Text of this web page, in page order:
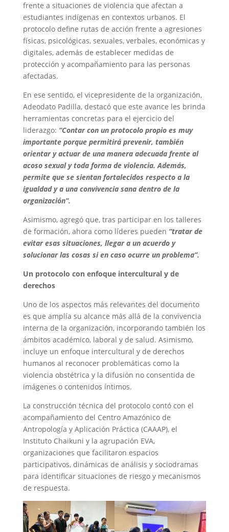
frente a situaciones de violencia que afectan a
estudiantes indígenas en contextos urbanos. El
protocolo define rutas de acción frente a agresiones
físicas, psicológicas, sexuales, verbales, económicas y
digitales, además de establecer medidas de
protección y acompañamiento para las personas
afectadas.
En ese sentido, el vicepresidente de la organización,
Adeodato Padilla, destacó que este avance les brinda
herramientas concretas para el ejercicio del
liderazgo: “Contar con un protocolo propio es muy
importante porque permitirá prevenir, también
orientar y actuar de una manera adecuada frente al
acoso sexual y toda forma de violencia. Además,
permite que se sientan fortalecidos respecto a la
igualdad y a una convivencia sana dentro de la
organización”.
Asimismo, agregó que, tras participar en los talleres
de formación, ahora como líderes pueden “tratar de
evitar esas situaciones, llegar a un acuerdo y
solucionar las cosas si en caso ocurre un problema”.
Un protocolo con enfoque intercultural y de
derechos
Uno de los aspectos más relevantes del documento
es que amplía su alcance más allá de la convivencia
interna de la organización, incorporando también los
ámbitos académico, laboral y de salud. Asimismo,
incluye un enfoque intercultural y de derechos
humanos al reconocer problemáticas como la
violencia obstétrica y la difusión no consentida de
imágenes o contenidos íntimos.
La construcción técnica del protocolo contó con el
acompañamiento del Centro Amazónico de
Antropología y Aplicación Práctica (CAAAP), el
Instituto Chaikuni y la agrupación EVA,
organizaciones que facilitaron espacios
participativos, dinámicas de análisis y sociodramas
para identificar situaciones de riesgo y mecanismos
de respuesta.